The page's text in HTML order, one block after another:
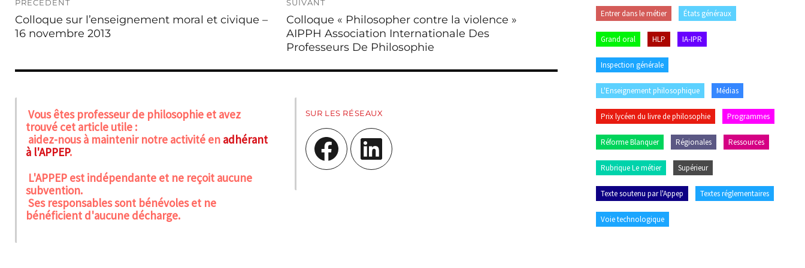
de
l’article
PRÉCÉDENT
Publication
précédente :
Colloque sur l’enseignement moral et civique –
16 novembre 2013
SUIVANT
Publication
suivante :
Colloque « Philosopher contre la violence »
AIPPH Association Internationale Des
Professeurs De Philosophie
Vous êtes professeur de philosophie et avez
trouvé cet article utile :
aidez-nous à maintenir notre activité en adhérant
à l'APPEP.
L'APPEP est indépendante et ne reçoit aucune
subvention.
Ses responsables sont bénévoles et ne
bénéficient d'aucune décharge.
SUR LES RÉSEAUX
Facebook LinkedIn
Entrer dans le métier États généraux
Grand oral HLP IA-IPR
Inspection générale
L'Enseignement philosophique Médias
Prix lycéen du livre de philosophie Programmes
Réforme Blanquer Régionales Ressources
Rubrique Le métier Supérieur
Texte soutenu par l'Appep Textes réglementaires
Voie technologique